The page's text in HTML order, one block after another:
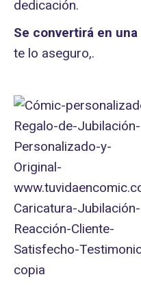
dedicación.
Se convertirá en
te lo aseguro,.